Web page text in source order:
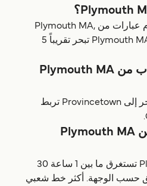
Captain John Boats تقدم عبارات من Plymouth MA,
Cape Cod. العبارات من Plymouth MA تبحر تقريباً 5
إلى أين يمكنني الذهاب من Plymouth MA
عبارات Plymouth MA تبحر إلى Provincetown تربط
كم تستغرق الرحلة من Plymouth MA
العبّارات من Plymouth MA تستغرق ما بين 1 ساعة 30
ساعة 30 دقائق حسب الوجهة. أكثر خط شعبي